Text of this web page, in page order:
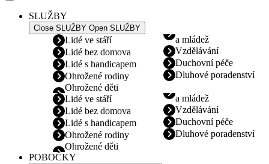
SLUŽBY
Close SLUŽBY Open SLUŽBY
Lidé ve stáří
Lidé bez domova
Lidé s handicapem
Ohrožené rodiny
Ohrožené děti
a mládež
Vzdělávání
Duchovní péče
Dluhové poradenství
Lidé ve stáří
Lidé bez domova
Lidé s handicapem
Ohrožené rodiny
Ohrožené děti
a mládež
Vzdělávání
Duchovní péče
Dluhové poradenství
POBOČKY